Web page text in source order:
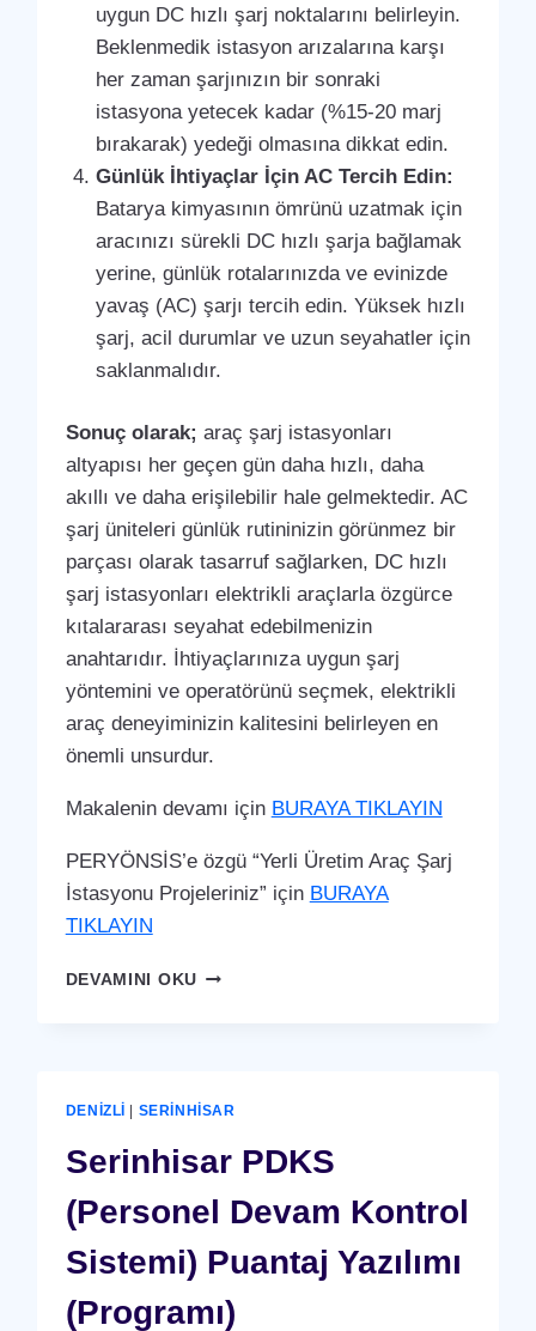
uygun DC hızlı şarj noktalarını belirleyin.
Beklenmedik istasyon arızalarına karşı
her zaman şarjınızın bir sonraki
istasyona yetecek kadar (%15-20 marj
bırakarak) yedeği olmasına dikkat edin.
Günlük İhtiyaçlar İçin AC Tercih Edin:
Batarya kimyasının ömrünü uzatmak için
aracınızı sürekli DC hızlı şarja bağlamak
yerine, günlük rotalarınızda ve evinizde
yavaş (AC) şarjı tercih edin. Yüksek hızlı
şarj, acil durumlar ve uzun seyahatler için
saklanmalıdır.
Sonuç olarak; araç şarj istasyonları
altyapısı her geçen gün daha hızlı, daha
akıllı ve daha erişilebilir hale gelmektedir. AC
şarj üniteleri günlük rutininizin görünmez bir
parçası olarak tasarruf sağlarken, DC hızlı
şarj istasyonları elektrikli araçlarla özgürce
kıtalararası seyahat edebilmenizin
anahtarıdır. İhtiyaçlarınıza uygun şarj
yöntemini ve operatörünü seçmek, elektrikli
araç deneyiminizin kalitesini belirleyen en
önemli unsurdur.
Makalenin devamı için BURAYA TIKLAYIN
PERYÖNSİS’e özgü “Yerli Üretim Araç Şarj
İstasyonu Projeleriniz” için BURAYA
TIKLAYIN
DEVAMINI OKUSERINHISAR
ÜRETIM)
DENIZLI SERINHISAR
Serinhisar PDKS
(Personel Devam Kontrol
Sistemi) Puantaj Yazılımı
(Programı)